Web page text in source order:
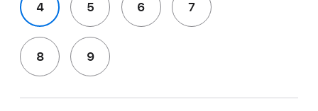
4 5 6 7
8 9